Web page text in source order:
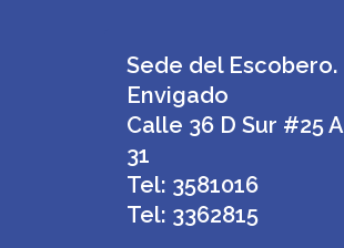
Sede del Escobero.
Envigado
Calle 36 D Sur #25 A
31
Tel: 3581016
Tel: 3362815